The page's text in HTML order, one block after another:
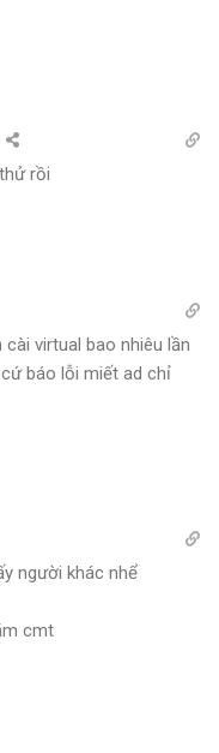
rồi
virtual bao nhiêu lần
báo lỗi miết ad chỉ
người khác nhể
cmt